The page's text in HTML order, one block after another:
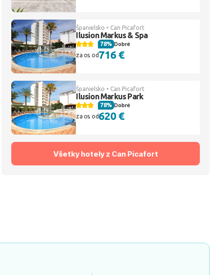
Španielsko • Can Picafort
Ilusion Markus & Spa
Dobré
78%
za os. od716 €
Španielsko • Can Picafort
Ilusion Markus Park
Dobré
78%
za os. od620 €
Všetky hotely z Can Picafort